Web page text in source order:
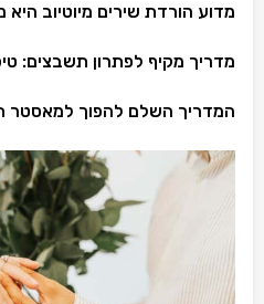
מדוע הורדת שירים מיוטיוב
מדריך מקיף לפתרון תשבצים:
המדריך השלם להפוך למאסטר